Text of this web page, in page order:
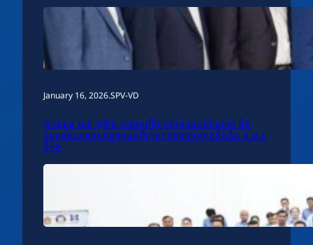
January 16, 2026.SPV-VD
ឯកឧត្តម សុខ ពុទ្ធិវុធ បានអញ្ជើញជួបសំណេះសំណាល និង
ទទួលអំណោយសប្បុរសធម៌ពីក្រុមការងារគ្រប់គ្រងនិស្សិត អ.ម.ត
ទី១២